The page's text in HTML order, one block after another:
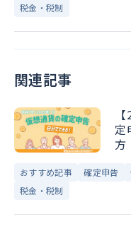
税金・税制
関連記事
定
方
おすすめ記事 確定申告
税金・税制